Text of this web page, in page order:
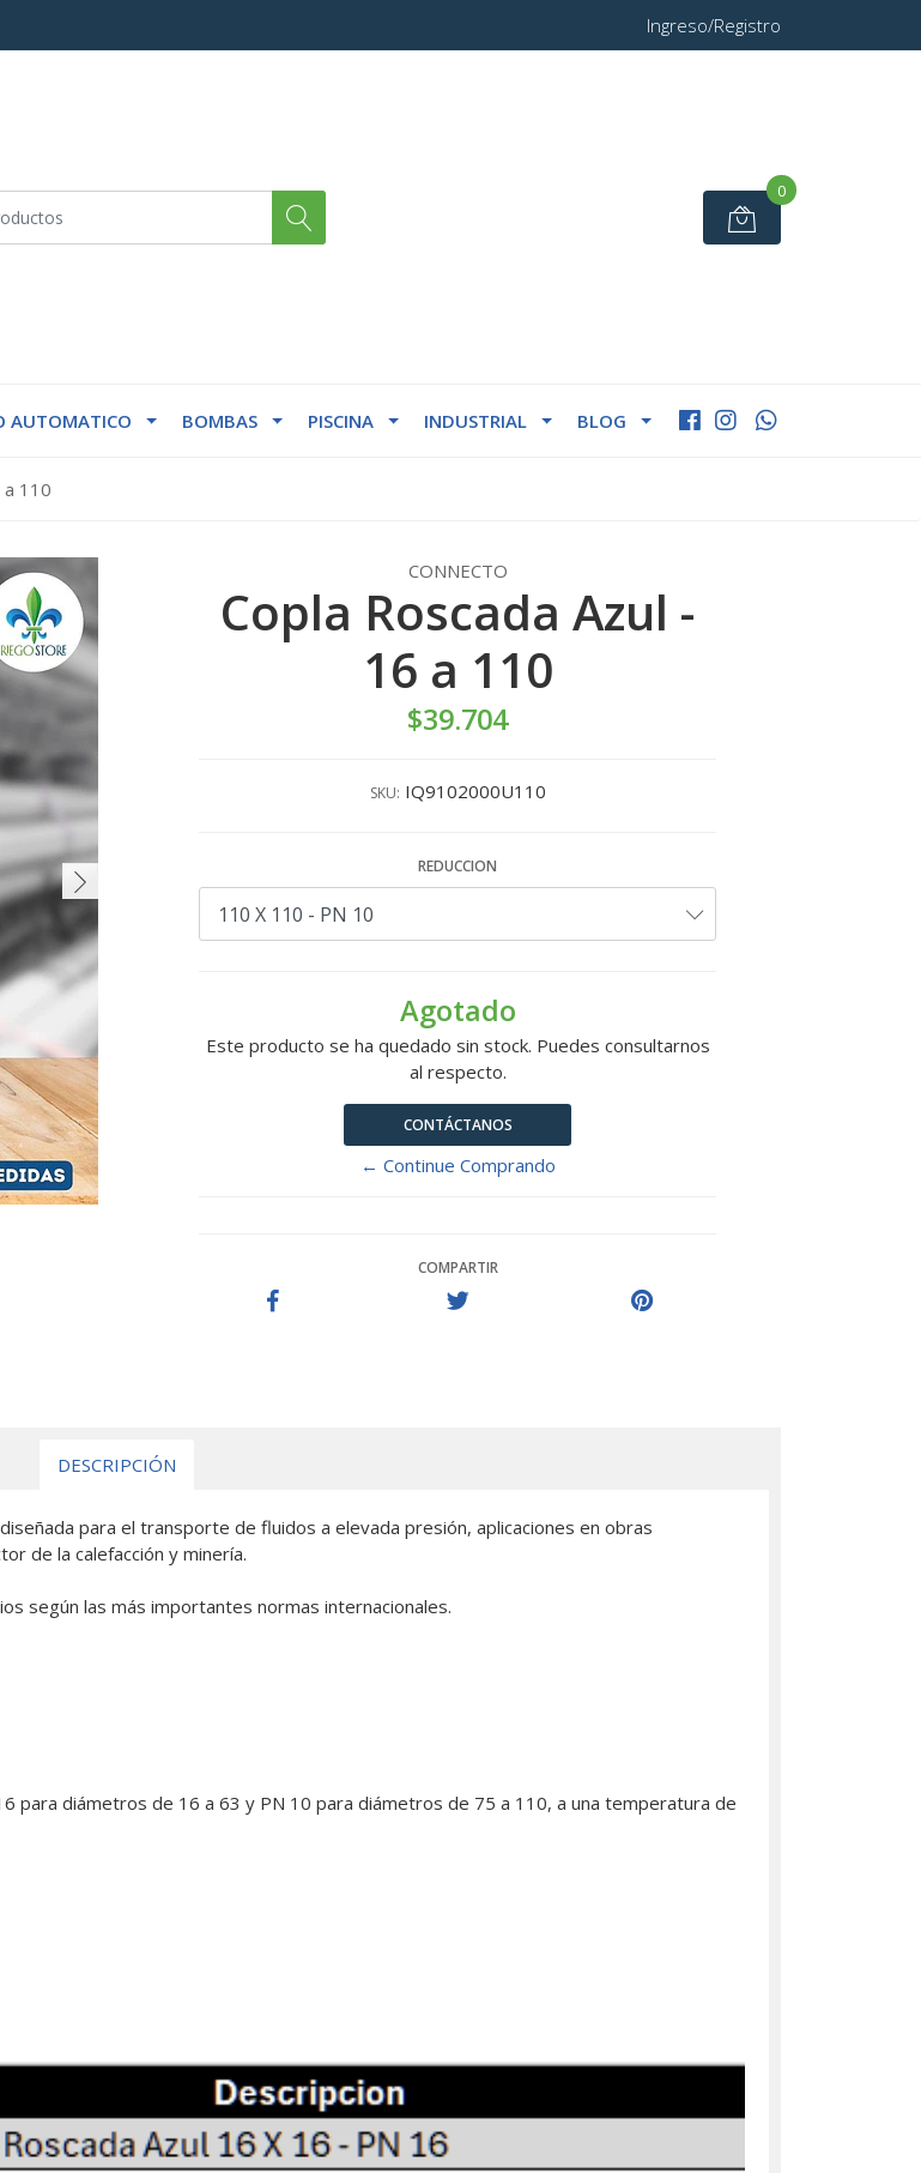
Ingreso/Registro
0
AUTOMATICO BOMBAS PISCINA INDUSTRIAL BLOG
a 110
CONNECTO
Copla Roscada Azul -
16 a 110
$39.704
SKU: IQ9102000U110
REDUCCION
Agotado
Este producto se ha quedado sin stock. Puedes consultarnos
al respecto.
CONTÁCTANOS
← Continue Comprando
COMPARTIR
DESCRIPCIÓN
para el transporte de fluidos a elevada presión, aplicaciones en obras
de la calefacción y minería.
según las más importantes normas internacionales.
para diámetros de 16 a 63 y PN 10 para diámetros de 75 a 110, a una temperatura de